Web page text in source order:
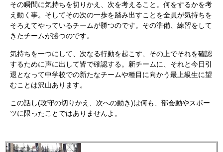
その瞬間に気持ちを切りかえ、次を考えること。何をするかを考
え動く事。そしてその次の一歩を踏み出すことを全員が気持ちを
そろえてやっているチームが勝つのです。その準備、練習をして
きたチームが勝つのです。
気持ちを一つにして、次なる行動を起こす、その上でそれを確認
するために声に出して皆で確認する。新チームに、それと今日引
退となって中学校での新たなチームや種目に向かう最上級生に望
むことは沢山あります。
この話し(攻守の切りかえ、次への動き)は何も、部会動やスポー
ツに限ったことではありませんよ。